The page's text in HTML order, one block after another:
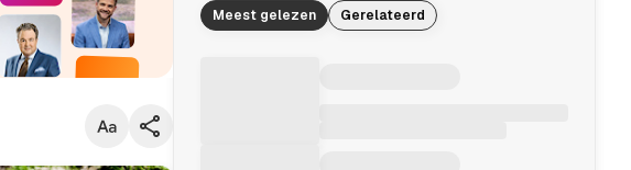
Meest gelezen Gerelateerd